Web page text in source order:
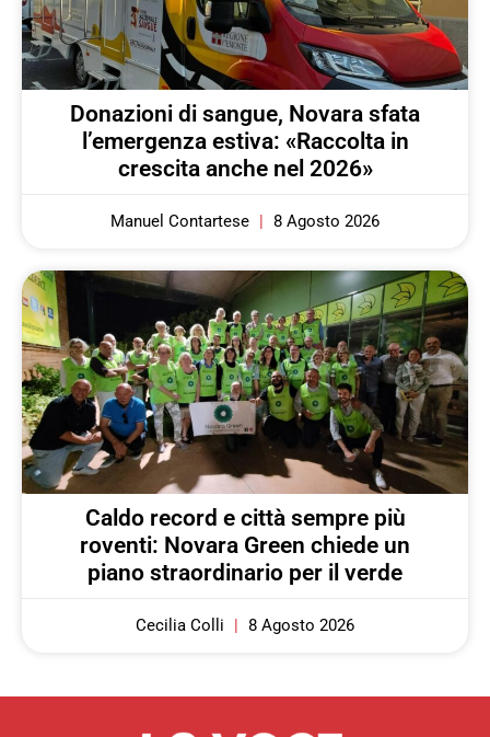
Donazioni di sangue, Novara sfata
l’emergenza estiva: «Raccolta in
crescita anche nel 2026»
Manuel Contartese 8 Agosto 2026
Caldo record e città sempre più
roventi: Novara Green chiede un
piano straordinario per il verde
Cecilia Colli 8 Agosto 2026